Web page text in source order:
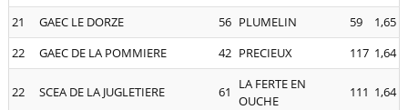
21
GAEC LE DORZE 56 PLUMELIN 59
1,65
22
GAEC DE LA POMMIERE 42 PRECIEUX 117 1,64
22 SCEA DE LA JUGLETIERE 61
LA FERTE EN
OUCHE
111 1,64